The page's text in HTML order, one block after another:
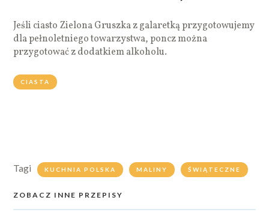
Jeśli ciasto Zielona Gruszka z galaretką przygotowujemy
dla pełnoletniego towarzystwa, poncz można
przygotować z dodatkiem alkoholu.
CIASTA
Tagi KUCHNIA POLSKA MALINY ŚWIĄTECZNE
ZOBACZ INNE PRZEPISY